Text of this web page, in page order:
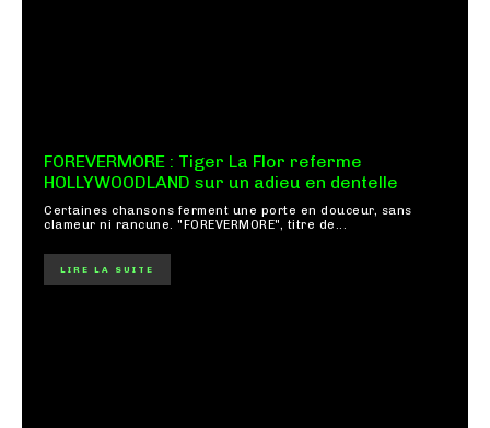
FOREVERMORE : Tiger La Flor referme
HOLLYWOODLAND sur un adieu en dentelle
Certaines chansons ferment une porte en douceur, sans
clameur ni rancune. "FOREVERMORE", titre de...
LIRE LA SUITE